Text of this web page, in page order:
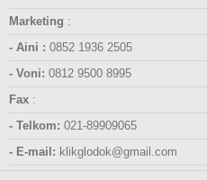
Marketing :
- Aini : 0852 1936 2505
- Voni: 0812 9500 8995
Fax :
- Telkom: 021-89909065
- E-mail: klikglodok@gmail.com